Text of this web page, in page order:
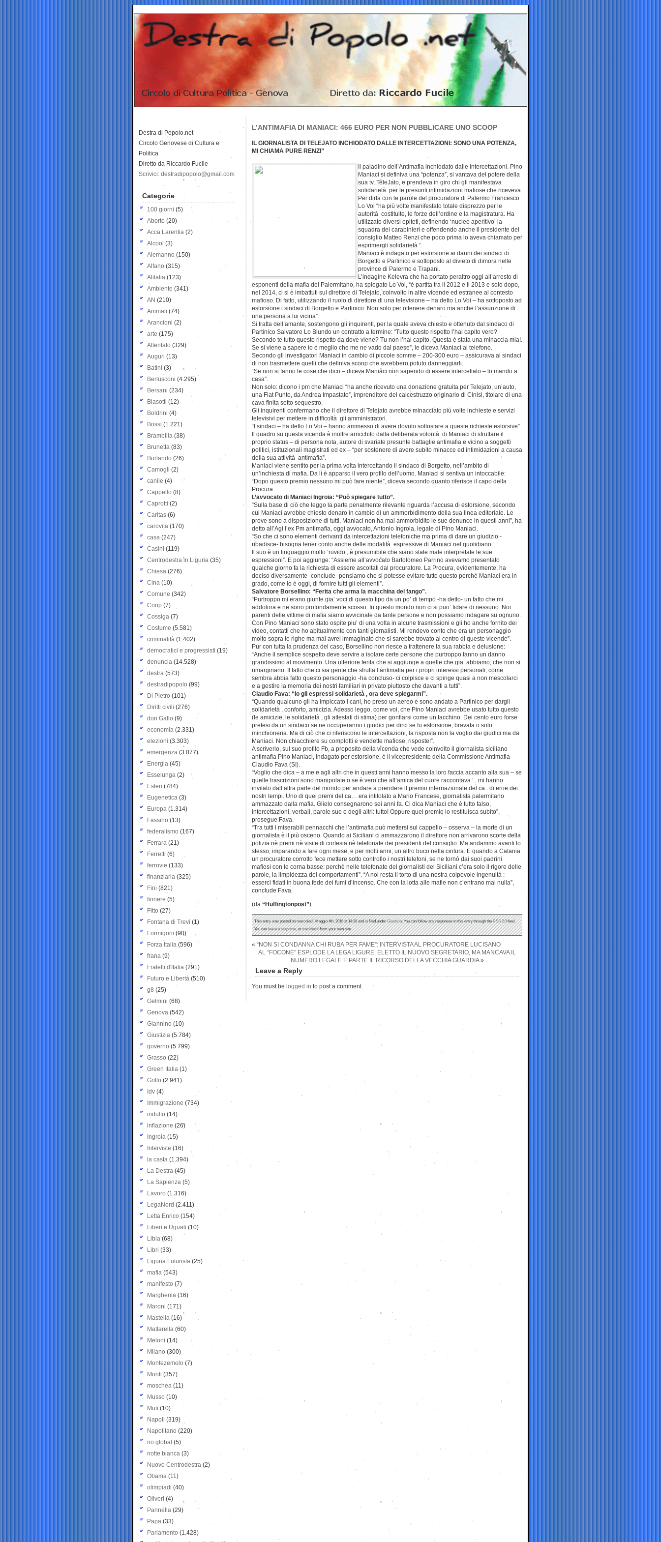
L’ANTIMAFIA DI MANIACI: 466 EURO PER NON PUBBLICARE UNO SCOOP
IL GIORNALISTA DI TELEJATO INCHIODATO DALLE INTERCETTAZIONI: SONO UNA POTENZA,
MI CHIAMA PURE RENZI”
Il paladino dell’Antimafia inchiodato dalle intercettazioni. Pino
Maniaci si definiva una “potenza”, si vantava del potere della
sua tv, TeleJato, e prendeva in giro chi gli manifestava
solidarietà per le presunti intimidazioni mafiose che riceveva.
Per dirla con le parole del procuratore di Palermo Francesco
Lo Voi “ha più volte manifestato totale disprezzo per le
autorità costituite, le forze dell’ordine e la magistratura. Ha
utilizzato diversi epiteti, definendo ‘nucleo aperitivo’ la
squadra dei carabinieri e offendendo anche il presidente del
consiglio Matteo Renzi che poco prima lo aveva chiamato per
esprimergli solidarietà “.
Maniaci è indagato per estorsione ai danni dei sindaci di
Borgetto e Partinico e sottoposto al divieto di dimora nelle
province di Palermo e Trapani.
L’indagine Kelevra che ha portato peraltro oggi all’arresto di
esponenti della mafia del Palermitano, ha spiegato Lo Voi, “è partita tra il 2012 e il 2013 e solo dopo,
nel 2014, ci si è imbattuti sul direttore di Telejato, coinvolto in altre vicende ed estranee al contesto
mafioso. Di fatto, utilizzando il ruolo di direttore di una televisione – ha detto Lo Voi – ha sottoposto ad
estorsione i sindaci di Borgetto e Partinico. Non solo per ottenere denaro ma anche l’assunzione di
una persona a lui vicina”.
Si tratta dell’amante, sostengono gli inquirenti, per la quale aveva chiesto e ottenuto dal sindaco di
Partinico Salvatore Lo Biundo un contratto a termine: “Tutto questo rispetto l’hai capito vero?
Secondo te tutto questo rispetto da dove viene? Tu non l’hai capito. Questa è stata una minaccia mia!.
Se si viene a sapere io è meglio che me ne vado dal paese”, le diceva Maniaci al telefono.
Secondo gli investigatori Maniaci in cambio di piccole somme – 200-300 euro – assicurava ai sindaci
di non trasmettere quelli che definiva scoop che avrebbero potuto danneggiarli.
“Se non si fanno le cose che dico – diceva Maniaci non sapendo di essere intercettato – lo mando a
casa”.
Non solo: dicono i pm che Maniaci “ha anche ricevuto una donazione gratuita per Telejato, un’auto,
una Fiat Punto, da Andrea Impastato”, imprenditore del calcestruzzo originario di Cinisi, titolare di una
cava finita sotto sequestro.
Gli inquirenti confermano che il direttore di Telejato avrebbe minacciato più volte inchieste e servizi
televisivi per mettere in difficoltà gli amministratori.
“I sindaci – ha detto Lo Voi – hanno ammesso di avere dovuto sottostare a queste richieste estorsive”.
Il quadro su questa vicenda è inoltre arricchito dalla deliberata volontà di Maniaci di sfruttare il
proprio status – di persona nota, autore di svariate presunte battaglie antimafia e vicino a soggetti
politici, istituzionali magistrati ed ex – “per sostenere di avere subito minacce ed intimidazioni a causa
della sua attività antimafia”.
Maniaci viene sentito per la prima volta intercettando il sindaco di Borgetto, nell’ambito di
un’inchiesta di mafia. Da lì è apparso il vero profilo dell’uomo. Maniaci si sentiva un intoccabile:
“Dopo questo premio nessuno mi può fare niente”, diceva secondo quanto riferisce il capo della
Procura.
L’avvocato di Maniaci Ingroia: “Può spiegare tutto”.
“Sulla base di ciò che leggo la parte penalmente rilevante riguarda l’accusa di estorsione, secondo
cui Maniaci avrebbe chiesto denaro in cambio di un ammorbidimento della sua linea editoriale. Le
prove sono a disposizione di tutti, Maniaci non ha mai ammorbidito le sue denunce in questi anni”, ha
detto all’Agi l’ex Pm antimafia, oggi avvocato, Antonio Ingroia, legale di Pino Maniaci.
“So che ci sono elementi derivanti da intercettazioni telefoniche ma prima di dare un giudizio -
ribadisce- bisogna tener conto anche delle modalità espressive di Maniaci nel quotidiano.
Il suo è un linguaggio molto ‘ruvido’, è presumibile che siano state male interpretate le sue
espressioni”. E poi aggiunge: “Assieme all’avvocato Bartolomeo Parrino avevamo presentato
qualche giorno fa la richiesta di essere ascoltati dal procuratore. La Procura, evidentemente, ha
deciso diversamente -conclude- pensiamo che si potesse evitare tutto questo perchè Maniaci era in
grado, come lo è oggi, di fornire tutti gli elementi”.
Salvatore Borsellino: “Ferita che arma la macchina del fango”.
“Purtroppo mi erano giunte gia’ voci di questo tipo da un po’ di tempo -ha detto- un fatto che mi
addolora e ne sono profondamente scosso. In questo mondo non ci si puo’ fidare di nessuno. Noi
parenti delle vittime di mafia siamo avvicinate da tante persone e non possiamo indagare su ognuno.
Con Pino Maniaci sono stato ospite piu’ di una volta in alcune trasmissioni e gli ho anche fornito dei
video, contatti che ho abitualmente con tanti giornalisti. Mi rendevo conto che era un personaggio
molto sopra le righe ma mai avrei immaginato che si sarebbe trovato al centro di queste vicende”.
Pur con tutta la prudenza del caso, Borsellino non riesce a trattenere la sua rabbia e delusione:
“Anche il semplice sospetto deve servire a isolare certe persone che purtroppo fanno un danno
grandissimo al movimento. Una ulteriore ferita che si aggiunge a quelle che gia’ abbiamo, che non si
rimarginano. Il fatto che ci sia gente che sfrutta l’antimafia per i propri interessi personali, come
sembra abbia fatto questo personaggio -ha concluso- ci colpisce e ci spinge quasi a non mescolarci
e a gestire la memoria dei nostri familiari in privato piuttosto che davanti a tutti”.
Claudio Fava: “Io gli espressi solidarietà , ora deve spiegarmi”.
“Quando qualcuno gli ha impiccato i cani, ho preso un aereo e sono andato a Partinico per dargli
solidarietà , conforto, amicizia. Adesso leggo, come voi, che Pino Maniaci avrebbe usato tutto questo
(le amicizie, le solidarietà , gli attestati di stima) per gonfiarsi come un tacchino. Dei cento euro forse
pretesi da un sindaco se ne occuperanno i giudici per dirci se fu estorsione, bravata o solo
minchioneria. Ma di ciò che ci riferiscono le intercettazioni, la risposta non la voglio dai giudici ma da
Maniaci. Non chiacchiere su complotti e vendette mafiose: risposte!”.
A scriverlo, sul suo profilo Fb, a proposito della vicenda che vede coinvolto il giornalista siciliano
antimafia Pino Maniaci, indagato per estorsione, è il vicepresidente della Commissione Antimafia
Claudio Fava (SI).
“Voglio che dica – a me e agli altri che in questi anni hanno messo la loro faccia accanto alla sua – se
quelle trascrizioni sono manipolate o se è vero che all’amica del cuore raccontava ‘.. mi hanno
invitato dall’altra parte del mondo per andare a prendere il premio internazionale del ca.. di eroe dei
nostri tempi. Uno di quei premi del ca… era intitolato a Mario Francese, giornalista palermitano
ammazzato dalla mafia. Glielo consegnarono sei anni fa. Ci dica Maniaci che è tutto falso,
intercettazioni, verbali, parole sue e degli altri: tutto! Oppure quel premio lo restituisca subito”,
prosegue Fava.
“Tra tutti i miserabili pennacchi che l’antimafia può mettersi sul cappello – osserva – la morte di un
giornalista è il più osceno. Quando ai Siciliani ci ammazzarono il direttore non arrivarono scorte della
polizia nè premi nè visite di cortesia nè telefonate dei presidenti del consiglio. Ma andammo avanti lo
stesso, imparando a fare ogni mese, e per molti anni, un altro buco nella cintura. E quando a Catania
un procuratore corrotto fece mettere sotto controllo i nostri telefoni, se ne tornò dai suoi padrini
mafiosi con le corna basse: perchè nelle telefonate dei giornalisti dei Siciliani c’era solo il rigore delle
parole, la limpidezza dei comportamenti”. “A noi resta il torto di una nostra colpevole ingenuità :
esserci fidati in buona fede dei fumi d’incenso. Che con la lotta alle mafie non c’entrano mai nulla”,
conclude Fava.
(da “Huffingtonpost”)
This entry was posted on mercoledì, Maggio 4th, 2016 at 14:38 and is filed underGiustizia. You can follow any responses to this entry through theRSS 2.0feed.
You canleave a response, ortrackbackfrom your own site.
« “NON SI CONDANNA CHI RUBA PER FAME”: INTERVISTA AL PROCURATORE LUCISANO
AL “FOCONE” ESPLODE LA LEGA LIGURE: ELETTO IL NUOVO SEGRETARIO, MA MANCAVA IL
NUMERO LEGALE E PARTE IL RICORSO DELLA VECCHIA GUARDIA»
Leave a Reply
You must be logged in to post a comment.
Destra di Popolo.net
Circolo Genovese di Cultura e
Politica
Diretto da Riccardo Fucile
Scrivici: destradipopolo@gmail.com
Categorie
100 giorni (5)
Aborto (20)
Acca Larentia (2)
Alcool (3)
Alemanno (150)
Alfano (315)
Alitalia (123)
Ambiente (341)
AN (210)
Animali (74)
Arancioni (2)
arte (175)
Attentato (329)
Auguri (13)
Batini (3)
Berlusconi (4.295)
Bersani (234)
Biasotti (12)
Boldrini (4)
Bossi (1.221)
Brambilla (38)
Brunetta (83)
Burlando (26)
Camogli (2)
canile (4)
Cappello (8)
Caprotti (2)
Caritas (6)
carovita (170)
casa (247)
Casini (119)
Centrodestra in Liguria (35)
Chiesa (276)
Cina (10)
Comune (342)
Coop (7)
Cossiga (7)
Costume (5.581)
criminalità (1.402)
democratici e progressisti (19)
denuncia (14.528)
destra (573)
destradipopolo (99)
Di Pietro (101)
Diritti civili (276)
don Gallo (9)
economia (2.331)
elezioni (3.303)
emergenza (3.077)
Energia (45)
Esselunga (2)
Esteri (784)
Eugenetica (3)
Europa (1.314)
Fassino (13)
federalismo (167)
Ferrara (21)
Ferretti (6)
ferrovie (133)
finanziaria (325)
Fini (821)
fioriere (5)
Fitto (27)
Fontana di Trevi (1)
Formigoni (90)
Forza Italia (596)
frana (9)
Fratelli d'Italia (291)
Futuro e Libertà (510)
g8 (25)
Gelmini (68)
Genova (542)
Giannino (10)
Giustizia (5.784)
governo (5.799)
Grasso (22)
Green Italia (1)
Grillo (2.941)
Idv (4)
Immigrazione (734)
indulto (14)
inflazione (26)
Ingroia (15)
Interviste (16)
la casta (1.394)
La Destra (45)
La Sapienza (5)
Lavoro (1.316)
LegaNord (2.411)
Letta Enrico (154)
Liberi e Uguali (10)
Libia (68)
Libri (33)
Liguria Futurista (25)
mafia (543)
manifesto (7)
Margherita (16)
Maroni (171)
Mastella (16)
Mattarella (60)
Meloni (14)
Milano (300)
Montezemolo (7)
Monti (357)
moschea (11)
Musso (10)
Muti (10)
Napoli (319)
Napolitano (220)
no global (5)
notte bianca (3)
Nuovo Centrodestra (2)
Obama (11)
olimpiadi (40)
Oliveri (4)
Pannella (29)
Papa (33)
Parlamento (1.428)